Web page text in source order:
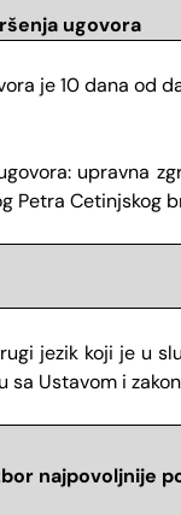
šenja ugovora
je 10 dana od
upravna
Petra Cetinjskog
jezik koji je u
sa Ustavom i
najpovoljnije